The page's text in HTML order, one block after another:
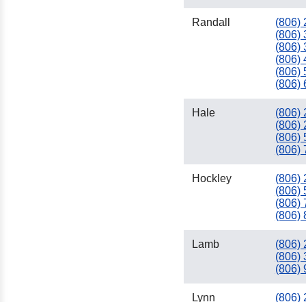
Randall
(806)
(806)
(806)
(806)
(806)
(806)
Hale
(806)
(806)
(806)
(806)
Hockley
(806)
(806)
(806)
(806)
Lamb
(806)
(806)
(806)
Lynn (806)